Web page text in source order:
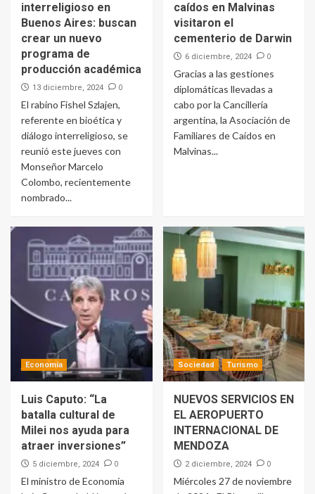
interreligioso en
Buenos Aires: buscan
crear un nuevo
programa de
producción académica
13 diciembre, 2024 0
El rabino Fishel Szlajen,
referente en bioética y
diálogo interreligioso, se
reunió este jueves con
Monseñor Marcelo
Colombo, recientemente
nombrado...
caídos en Malvinas
visitaron el
cementerio de Darwin
6 diciembre, 2024 0
Gracias a las gestiones
diplomáticas llevadas a
cabo por la Cancillería
argentina, la Asociación de
Familiares de Caídos en
Malvinas...
Economía
Luis Caputo: “La
batalla cultural de
Milei nos ayuda para
atraer inversiones”
5 diciembre, 2024 0
El ministro de Economía
Sociedad Turismo
NUEVOS SERVICIOS EN
EL AEROPUERTO
INTERNACIONAL DE
MENDOZA
2 diciembre, 2024 0
Miércoles 27 de noviembre